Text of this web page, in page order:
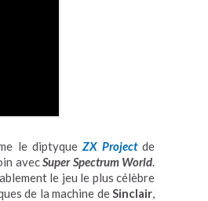
le diptyqueZX Projectde
avecSuper Spectrum World.
le jeu le plus célèbre
de la machine deSinclair,